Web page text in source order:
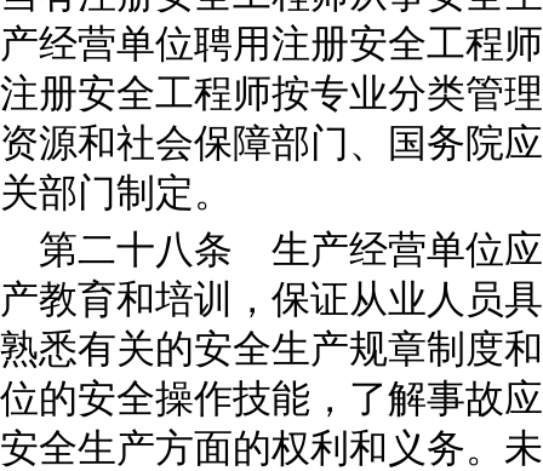
产经营单位聘用注册安全工程
注册安全工程师按专业分类管
资源和社会保障部门、国务院
关部门制定。
第二十八条 生产经营单位
产教育和培训，保证从业人员
熟悉有关的安全生产规章制度
位的安全操作技能，了解事故
安全生产方面的权利和义务。